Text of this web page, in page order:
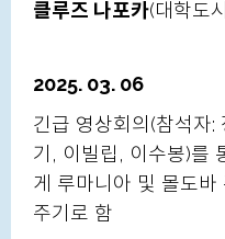
클루즈 나포카(대학도
2025. 03. 06
긴급 영상회의(참석자
기, 이빌립, 이수봉)를
게 루마니아 및 몰도
주기로 함